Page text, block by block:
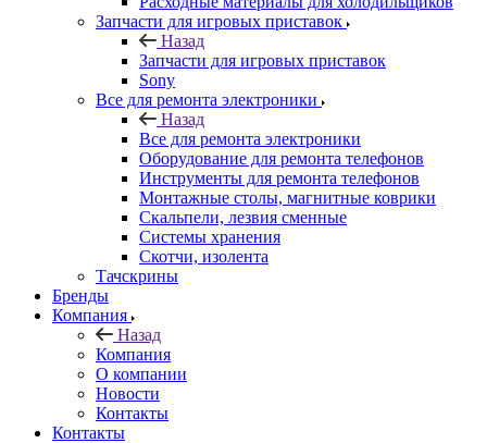
Запчасти для игровых приставок
Назад
Запчасти для игровых приставок
Sony
Все для ремонта электроники
Назад
Все для ремонта электроники
Оборудование для ремонта телефонов
Инструменты для ремонта телефонов
Монтажные столы, магнитные коврики
Скальпели, лезвия сменные
Системы хранения
Скотчи, изолента
Тачскрины
Бренды
Компания
Назад
Компания
О компании
Новости
Контакты
Контакты